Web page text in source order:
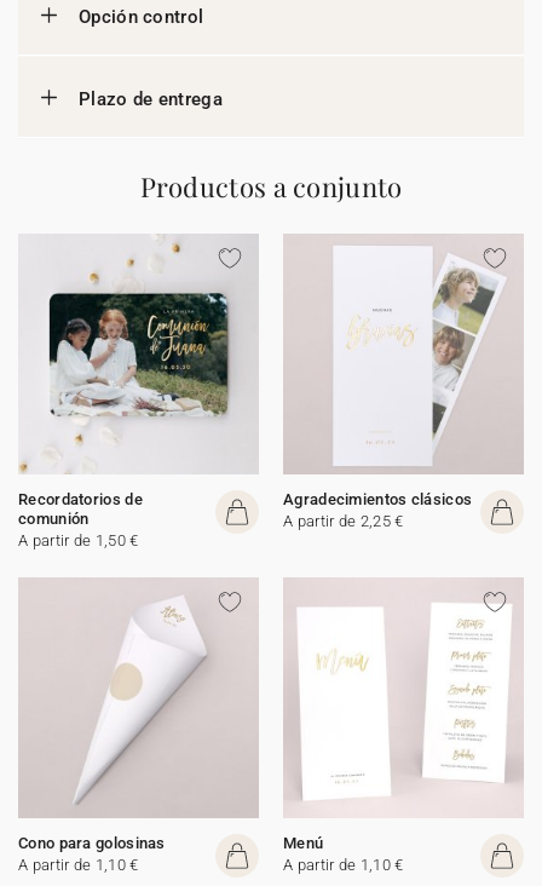
Opción control
Plazo de entrega
Productos a conjunto
Recordatorios de
comunión
A partir de 1,50 €
Agradecimientos clásicos
A partir de 2,25 €
Cono para golosinas
A partir de 1,10 €
Menú
A partir de 1,10 €